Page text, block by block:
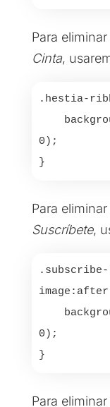
Para
Cinta,
.hestia-
0);
Para
Suscríbete,
0);
Para